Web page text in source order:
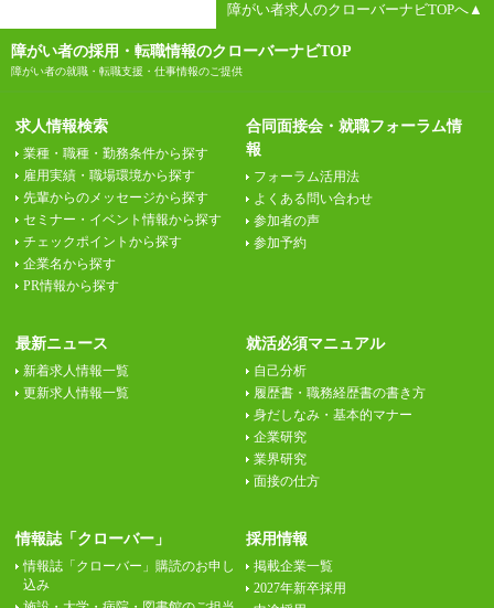
障がい者求人のクローバーナビTOPへ▲
障がい者の採用・転職情報のクローバーナビTOP
障がい者の就職・転職支援・仕事情報のご提供
求人情報検索
業種・職種・勤務条件から探す
雇用実績・職場環境から探す
先輩からのメッセージから探す
セミナー・イベント情報から探す
チェックポイントから探す
企業名から探す
PR情報から探す
合同面接会・就職フォーラム情
報
フォーラム活用法
よくある問い合わせ
参加者の声
参加予約
最新ニュース
新着求人情報一覧
更新求人情報一覧
就活必須マニュアル
自己分析
履歴書・職務経歴書の書き方
身だしなみ・基本的マナー
企業研究
業界研究
面接の仕方
情報誌「クローバー」
情報誌「クローバー」購読のお申し
込み
採用情報
掲載企業一覧
2027年新卒採用